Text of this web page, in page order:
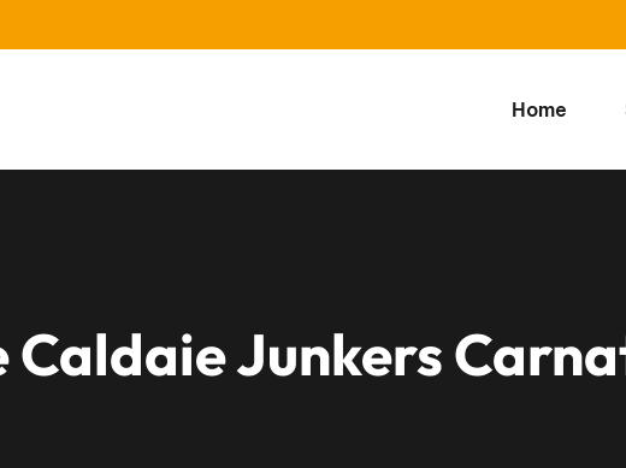
Home
Caldaie Junkers